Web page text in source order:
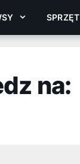
SPRZĘT
na: